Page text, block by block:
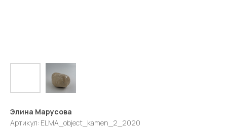
Элина Марусова
Артикул: ELMA_object_kamen_2_2020